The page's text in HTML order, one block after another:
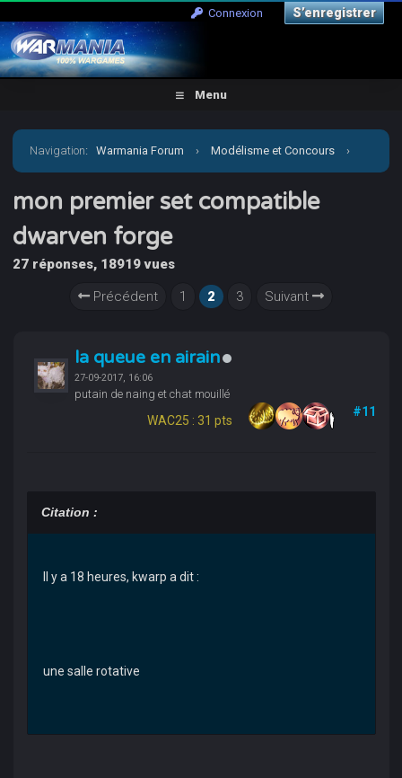
Connexion S’enregistrer
Menu
Navigation:Warmania Forum › Modélisme et Concours ›
Galerie › mon premier set compatible dwarven forge
mon premier set compatible
dwarven forge
27 réponses, 18919 vues
Précédent
1 2 3 Suivant
la queue en airain
27-09-2017, 16:06
putain de naing et chat mouillé
WAC25 : 31 pts
#11
Citation :
Il y a 18 heures, kwarp a dit :
une salle rotative